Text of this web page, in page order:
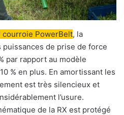
courroie PowerBelt, la
de prise de force
par rapport au modèle
% en plus. En amortissant les
est très silencieux et
l’usure.
de la RX est protégé